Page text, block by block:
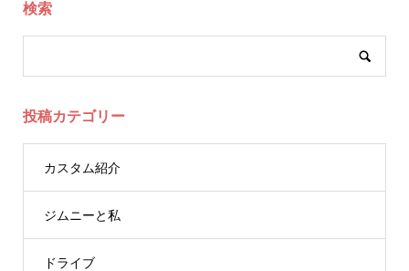
検索
投稿カテゴリー
カスタム紹介
ジムニーと私
ドライブ